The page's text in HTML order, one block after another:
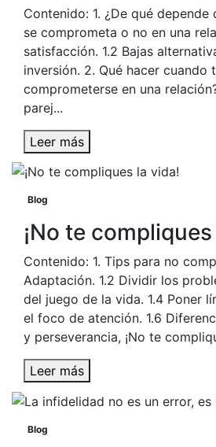
Contenido: 1. ¿De qué depende
se comprometa o no en una
satisfacción. 1.2 Bajas
inversión. 2. Qué hacer cuando
comprometerse en una
parej...
Leer más
Blog
¡No te
Contenido: 1. Tips para no
Adaptación. 1.2 Dividir los
del juego de la vida. 1.4 Poner
el foco de atención. 1.6
y perseverancia, ¡No te
Leer más
Blog